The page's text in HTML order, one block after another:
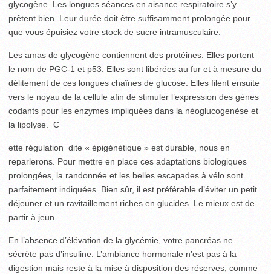
glycogène. Les longues séances en aisance respiratoire s’y
prêtent bien. Leur durée doit être suffisamment prolongée pour
que vous épuisiez votre stock de sucre intramusculaire.
Les amas de glycogène contiennent des protéines. Elles portent
le nom de PGC-1 et p53. Elles sont libérées au fur et à mesure du
délitement de ces longues chaînes de glucose. Elles filent ensuite
vers le noyau de la cellule afin de stimuler l’expression des gènes
codants pour les enzymes impliquées dans la néoglucogenèse et
la lipolyse. C
ette régulation dite « épigénétique » est durable, nous en
reparlerons. Pour mettre en place ces adaptations biologiques
prolongées, la randonnée et les belles escapades à vélo sont
parfaitement indiquées. Bien sûr, il est préférable d’éviter un petit
déjeuner et un ravitaillement riches en glucides. Le mieux est de
partir à jeun.
En l’absence d’élévation de la glycémie, votre pancréas ne
sécrète pas d’insuline. L’ambiance hormonale n’est pas à la
digestion mais reste à la mise à disposition des réserves, comme